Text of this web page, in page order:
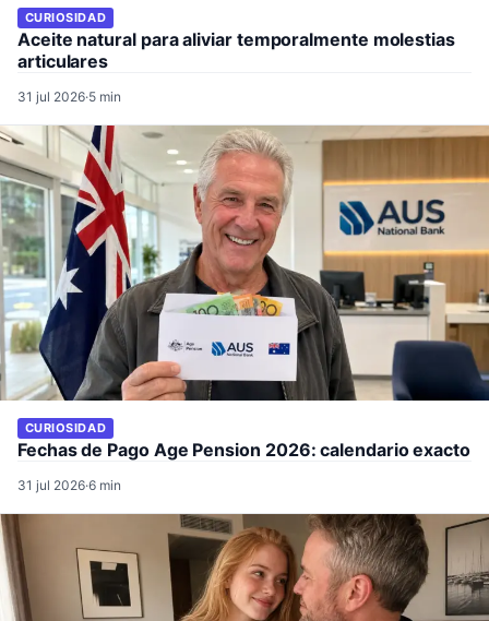
CURIOSIDAD
Aceite natural para aliviar temporalmente molestias
articulares
31 jul 2026·5 min
CURIOSIDAD
Fechas de Pago Age Pension 2026: calendario exacto
31 jul 2026·6 min